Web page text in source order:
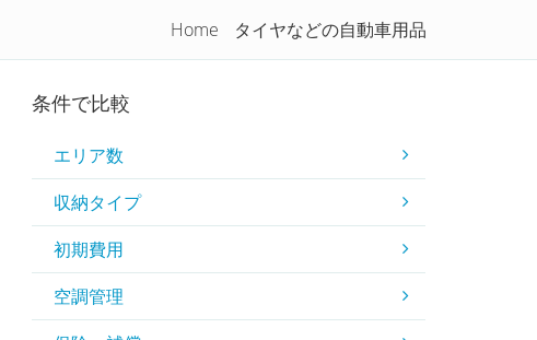
初めてのトランクルーム
Home タイヤなどの自動車用品
条件で比較
エリア数
収納タイプ
初期費用
空調管理